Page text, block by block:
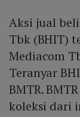
Aksi jual
Tbk (BHIT)
Mediacom
Teranyar
BMTR.
koleksi dari